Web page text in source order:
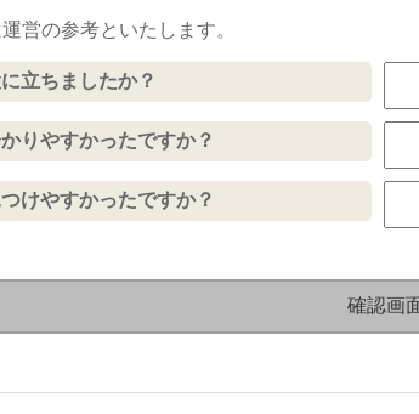
営の参考といたします。
立ちましたか？
りやすかったですか？
けやすかったですか？